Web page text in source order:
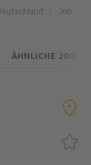
Job
ÄHNLICHE JOBS